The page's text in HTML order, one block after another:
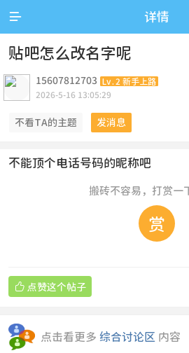
 详情
贴吧怎么改名字呢
15607812703
Lv.2 新手上路
2026-5-16 13:05:29
不看TA的主题 发消息
不能顶个电话号码的昵称吧
搬砖不容易，打赏一
赏
 点赞这个帖子
点击看更多 综合讨论区 内容